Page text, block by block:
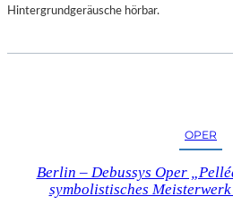
Hintergrundgeräusche hörbar.
OPER
Berlin – Debussys Oper
symbolistisches